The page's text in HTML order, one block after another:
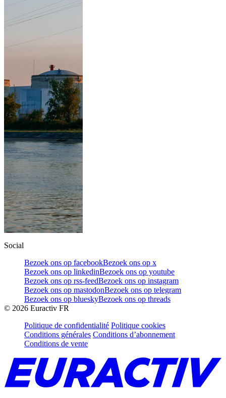
Social
Bezoek ons op facebookBezoek ons op x
Bezoek ons op linkedinBezoek ons op youtube
Bezoek ons op rss-feedBezoek ons op instagram
Bezoek ons op mastodonBezoek ons op telegram
Bezoek ons op blueskyBezoek ons op threads
© 2026 Euractiv FR
Politique de confidentialité Politique cookies
Conditions générales Conditions d’abonnement
Conditions de vente